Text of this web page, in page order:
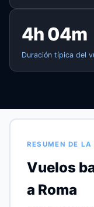
4h 04m
Duración típica del
RESUMEN DE LA
Vuelos
a Roma